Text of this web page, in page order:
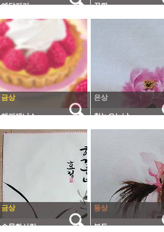
예닮지기 꿈짱
금상
해피제니스
은상
첫눈오는날
금상
수묵화사랑
동상
복동